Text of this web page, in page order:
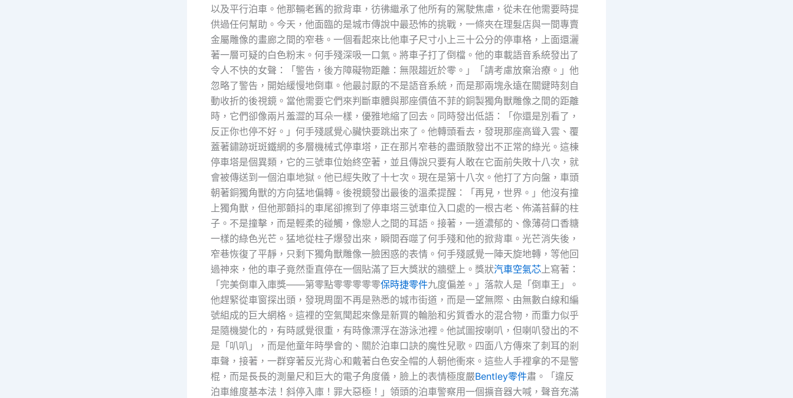
以及平行泊車。他那輛老舊的掀背車，彷彿繼承了他所有的駕駛焦慮，從未在他需要時提
供過任何幫助。今天，他面臨的是城市傳說中最恐怖的挑戰，一條夾在理髮店與一間專賣
金屬雕像的畫廊之間的窄巷。一個看起來比他車子尺寸小上三十公分的停車格，上面還灑
著一層可疑的白色粉末。何手殘深吸一口氣。將車子打了倒檔。他的車載語音系統發出了
令人不快的女聲：「警告，後方障礙物距離：無限趨近於零。」「請考慮放棄治療。」他
忽略了警告，開始緩慢地倒車。他最討厭的不是語音系統，而是那兩塊永遠在關鍵時刻自
動收折的後視鏡。當他需要它們來判斷車體與那座價值不菲的銅製獨角獸雕像之間的距離
時，它們卻像兩片羞澀的耳朵一樣，優雅地縮了回去。同時發出低語：「你還是別看了，
反正你也停不好。」何手殘感覺心臟快要跳出來了。他轉頭看去，發現那座高聳入雲、覆
蓋著鏽跡斑斑鐵網的多層機械式停車塔，正在那片窄巷的盡頭散發出不正常的綠光。這棟
停車塔是個異類，它的三號車位始終空著，並且傳說只要有人敢在它面前失敗十八次，就
會被傳送到一個泊車地獄。他已經失敗了十七次。現在是第十八次。他打了方向盤，車頭
朝著銅獨角獸的方向猛地偏轉。後視鏡發出最後的溫柔提醒：「再見，世界。」他沒有撞
上獨角獸，但他那顫抖的車尾卻擦到了停車塔三號車位入口處的一根古老、佈滿苔蘚的柱
子。不是撞擊，而是輕柔的碰觸，像戀人之間的耳語。接著，一道濃郁的、像薄荷口香糖
一樣的綠色光芒。猛地從柱子爆發出來，瞬間吞噬了何手殘和他的掀背車。光芒消失後，
窄巷恢復了平靜，只剩下獨角獸雕像一臉困惑的表情。何手殘感覺一陣天旋地轉，等他回
過神來，他的車子竟然垂直停在一個貼滿了巨大獎狀的牆壁上。獎狀汽車空氣芯 上寫著：
「完美倒車入庫獎——第零點零零零零零保時捷零件九度偏差。」落款人是「倒車王」。
他趕緊從車窗探出頭，發現周圍不再是熟悉的城市街道，而是一望無際、由無數白線和編
號組成的巨大網格。這裡的空氣聞起來像是新買的輪胎和劣質香水的混合物，而重力似乎
是隨機變化的，有時感覺很重，有時像漂浮在游泳池裡。他試圖按喇叭，但喇叭發出的不
是「叭叭」，而是他童年時學會的、關於泊車口訣的魔性兒歌。四面八方傳來了刺耳的剎
車聲，接著，一群穿著反光背心和戴著白色安全帽的人朝他衝來。這些人手裡拿的不是警
棍，而是長長的測量尺和巨大的電子角度儀，臉上的表情極度嚴Bentley零件肅。「違反
泊車維度基本法！斜停入庫！罪大惡極！」領頭的泊車警察用一個擴音器大喊，聲音充滿